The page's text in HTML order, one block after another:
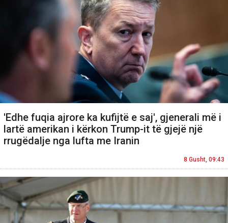
'Edhe fuqia ajrore ka kufijtë e saj', gjenerali më i
lartë amerikan i kërkon Trump-it të gjejë një
rrugëdalje nga lufta me Iranin
8 Gusht, 09:43